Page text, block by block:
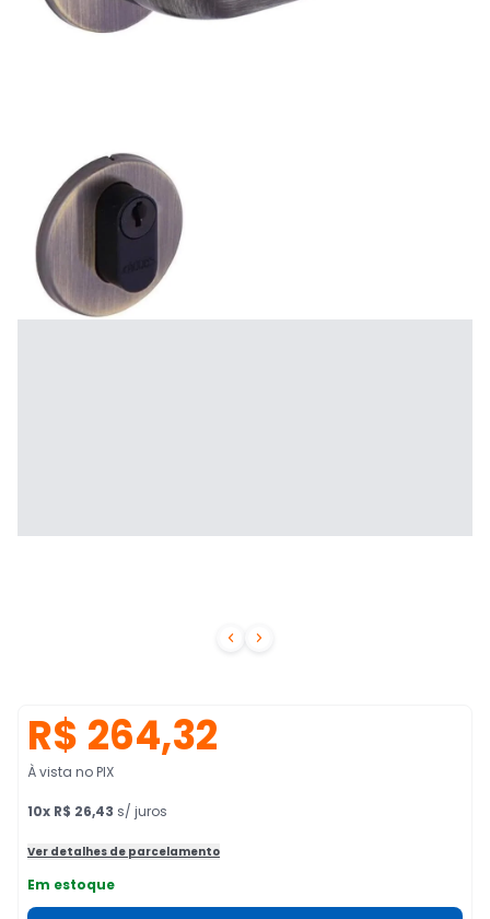
 
R$ 264,32
À vista no PIX
10x R$ 26,43 s/ juros
Ver detalhes de parcelamento
Em estoque